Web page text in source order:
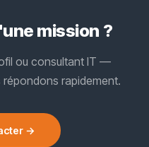
mission ?
ou consultant IT —
rapidement.
→